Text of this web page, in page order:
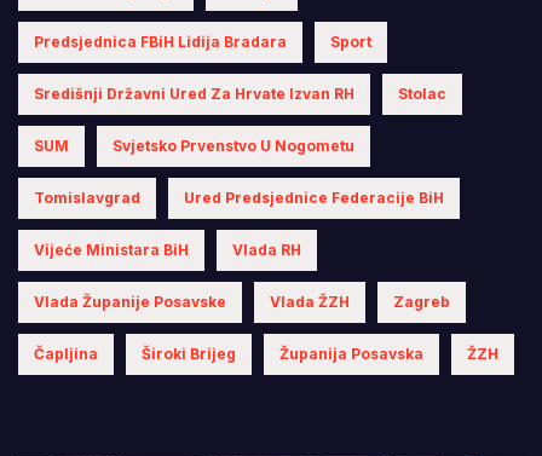
Predsjednica FBiH Lidija Bradara Sport
Središnji Državni Ured Za Hrvate Izvan RH Stolac
SUM Svjetsko Prvenstvo U Nogometu
Tomislavgrad Ured Predsjednice Federacije BiH
Vijeće Ministara BiH Vlada RH
Vlada Županije Posavske Vlada ŽZH Zagreb
Čapljina Široki Brijeg Županija Posavska ŽZH